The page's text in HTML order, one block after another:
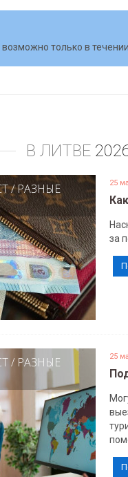
только в течении
В ЛИТВЕ
/РАЗНЫЕ
25
за
/ РАЗНЫЕ
25